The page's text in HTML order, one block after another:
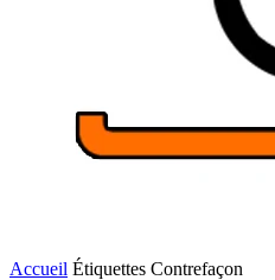
Accueil Étiquettes Contrefaçon